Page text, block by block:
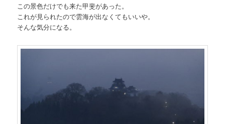
この景色だけでも来た甲斐があった。
これが見られたので雲海が出なくてもいいや。
そんな気分になる。